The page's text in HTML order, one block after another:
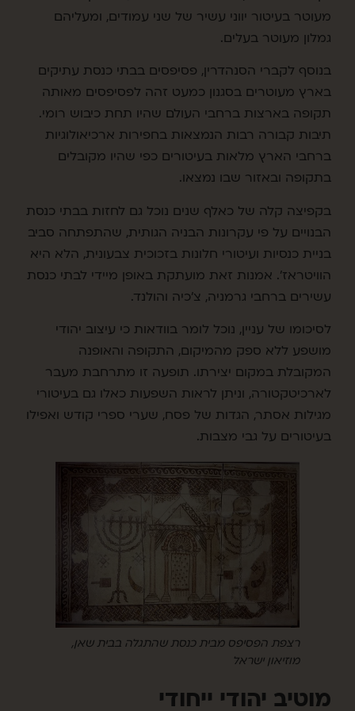
מעוטר בעיטור יווני עשיר של שני עמודים, ומעליהם
גמלון מעוטר בעלים.
בנוסף לקברי הסנהדרין, פסיפסים בבתי כנסת עתיקים
בארץ מעוטרים בסגנון כמעט זהה לפסיפסים מאותה
תקופה בארצות ברחבי העולם שהיו תחת כיבוש רומי.
תיבות קבורה רבות הנמצאות בחפירות ארכיאולוגיות
ברחבי הארץ מלאות בעיטורים כפי שהיו מקובלים
בתקופה ובאזור שבו נמצאו.
בקפיצה קלה של כאלף שנים נוכל גם לחזות בבתי כנסת
הבנויים על פי עקרונות הבניה הגותית, שהתפתחה סביב
בניית כנסיות ועיטורי חלונות בזכוכית צבעונית, הלא היא
הוויטראז'. אמנות זאת מועתקת באופן מיידי לבתי כנסת
עשירים ברחבי גרמניה, צ'כיה והולנד.
לסיכומו של עניין, נוכל לומר בוודאות כי עיצוב יהודי
מושפע ללא ספק מהמיקום, התקופה והאופנה
המקובלת במקום יצירתו. תופעה זו מתרחבת מעבר
לארכיטקטורה, וניתן לראות השפעות כאלו גם בעיטורי
מגילות אסתר, הגדות של פסח, שערי ספרי קודש ואפילו
בעיטורים על גבי מצבות.
רצפת הפסיפס מבית כנסת שהתגלה בבית שאן,
מוזיאון ישראל
מוטיב יהודי ייחודי